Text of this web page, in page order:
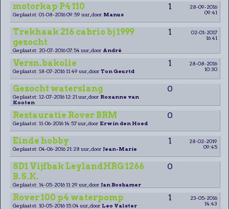
motorkap P4 110 1
28-09-2016
09:41
Geplaatst: 01-08-2016 09:59 uur, door Manus
Trekhaak 216 cabrio bj 1999
gezocht
1
02-01-2017
16:41
Geplaatst: 20-07-2016 07:54 uur, door André
Versn.bakolie 1
28-08-2016
10:30
Geplaatst: 18-07-2016 11:49 uur, door Ton Geurtd
Gezocht waterslang 0
Geplaatst: 12-07-2016 12:21 uur, door Roxanne van
Kooten
Restauratie Rover BRM 0
Geplaatst: 11-06-2016 14:57 uur, door Erwin den Hoed
Einde hobby 1
28-02-2019
09:45
Geplaatst: 04-06-2016 21:28 uur, door Jean-Marie
SD1 Vijfbak LeylandHRG 1266
B.S.K.
0
Geplaatst: 14-05-2016 11:29 uur, door Jan Boshamer
Rover 100 p4 waterpomp 1
23-05-2016
14:43
Geplaatst: 10-05-2016 15:04 uur, door Leo Valster